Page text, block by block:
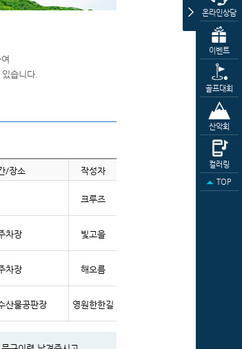
온라인상담
이벤트
골프대회
산악회
컬러링
TOP
습니다.
/장소 작성자
크루즈
차장 빛고을
차장 해오름
산물공판장 영원한한길